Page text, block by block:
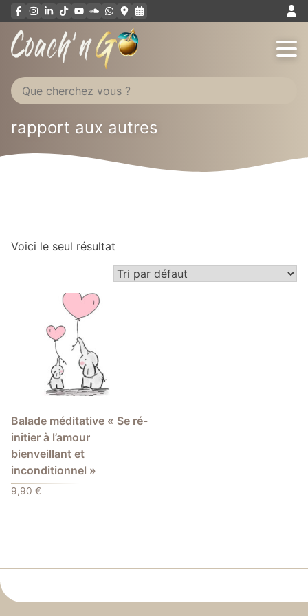
Aller
au
rapport aux autres
Voici le seul résultat
Balade méditative « Se ré-
initier à l’amour
bienveillant et
inconditionnel »
9,90 €